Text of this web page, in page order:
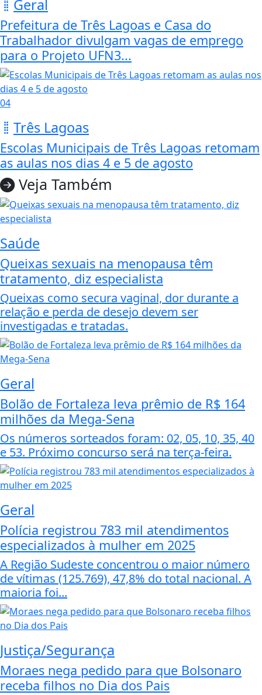
Geral
Prefeitura de Três Lagoas e Casa do
Trabalhador divulgam vagas de emprego
para o Projeto UFN3...
04
Três Lagoas
Escolas Municipais de Três Lagoas retomam
as aulas nos dias 4 e 5 de agosto
Veja Também
Saúde
Queixas sexuais na menopausa têm
tratamento, diz especialista
Queixas como secura vaginal, dor durante a
relação e perda de desejo devem ser
investigadas e tratadas.
Geral
Bolão de Fortaleza leva prêmio de R$ 164
milhões da Mega-Sena
Os números sorteados foram: 02, 05, 10, 35, 40
e 53. Próximo concurso será na terça-feira.
Geral
Polícia registrou 783 mil atendimentos
especializados à mulher em 2025
A Região Sudeste concentrou o maior número
de vítimas (125.769), 47,8% do total nacional. A
maioria foi...
Justiça/Segurança
Moraes nega pedido para que Bolsonaro
receba filhos no Dia dos Pais